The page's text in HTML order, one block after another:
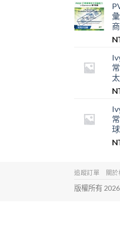
追蹤訂單 關
版權所有